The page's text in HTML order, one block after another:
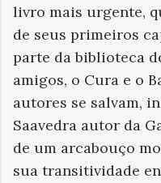
livro mais urgente,
de seus primeiros
parte da biblioteca
amigos, o Cura e o
autores se salvam,
Saavedra autor da
de um arcabouço
sua transitividade